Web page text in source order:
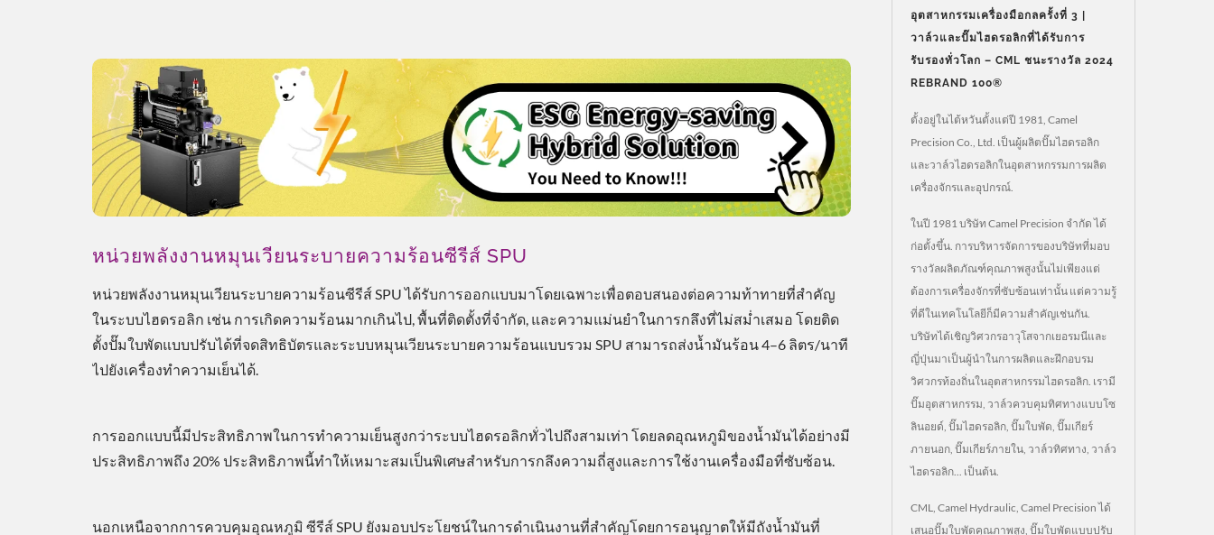
หน่วยพลังงานหมุนเวียนระบายความร้อนซีรีส์ SPU
หน่วยพลังงานหมุนเวียนระบายความร้อนซีรีส์ SPU ได้รับการออกแบบมาโดยเฉพาะเพื่อตอบสนองต่อความท้าทายที่สำคัญ
ในระบบไฮดรอลิก เช่น การเกิดความร้อนมากเกินไป, พื้นที่ติดตั้งที่จำกัด, และความแม่นยำในการกลึงที่ไม่สม่ำเสมอ โดยติด
ตั้งปั๊มใบพัดแบบปรับได้ที่จดสิทธิบัตรและระบบหมุนเวียนระบายความร้อนแบบรวม SPU สามารถส่งน้ำมันร้อน 4–6 ลิตร/นาที
ไปยังเครื่องทำความเย็นได้.
การออกแบบนี้มีประสิทธิภาพในการทำความเย็นสูงกว่าระบบไฮดรอลิกทั่วไปถึงสามเท่า โดยลดอุณหภูมิของน้ำมันได้อย่างมี
ประสิทธิภาพถึง 20% ประสิทธิภาพนี้ทำให้เหมาะสมเป็นพิเศษสำหรับการกลึงความถี่สูงและการใช้งานเครื่องมือที่ซับซ้อน.
นอกเหนือจากการควบคุมอุณหภูมิ ซีรีส์ SPU ยังมอบประโยชน์ในการดำเนินงานที่สำคัญโดยการอนุญาตให้มีถังน้ำมันที่
อุตสาหกรรมเครื่องมือกลครั้งที่ 3 |
วาล์วและปั๊มไฮดรอลิกที่ได้รับการ
รับรองทั่วโลก – CML ชนะรางวัล 2024
REBRAND 100®
ตั้งอยู่ในไต้หวันตั้งแต่ปี 1981, Camel
Precision Co., Ltd. เป็นผู้ผลิตปั๊มไฮดรอลิก
และวาล์วไฮดรอลิกในอุตสาหกรรมการผลิต
เครื่องจักรและอุปกรณ์.
ในปี 1981 บริษัท Camel Precision จำกัด ได้
ก่อตั้งขึ้น. การบริหารจัดการของบริษัทที่มอบ
รางวัลผลิตภัณฑ์คุณภาพสูงนั้นไม่เพียงแต่
ต้องการเครื่องจักรที่ซับซ้อนเท่านั้น แต่ความรู้
ที่ดีในเทคโนโลยีก็มีความสำคัญเช่นกัน.
บริษัทได้เชิญวิศวกรอาวุโสจากเยอรมนีและ
ญี่ปุ่นมาเป็นผู้นำในการผลิตและฝึกอบรม
วิศวกรท้องถิ่นในอุตสาหกรรมไฮดรอลิก. เรามี
ปั๊มอุตสาหกรรม, วาล์วควบคุมทิศทางแบบโซ
ลินอยด์, ปั๊มไฮดรอลิก, ปั๊มใบพัด, ปั๊มเกียร์
ภายนอก, ปั๊มเกียร์ภายใน, วาล์วทิศทาง, วาล์ว
ไฮดรอลิก... เป็นต้น.
CML, Camel Hydraulic, Camel Precision ได้
เสนอปั๊มใบพัดคุณภาพสูง, ปั๊มใบพัดแบบปรับ